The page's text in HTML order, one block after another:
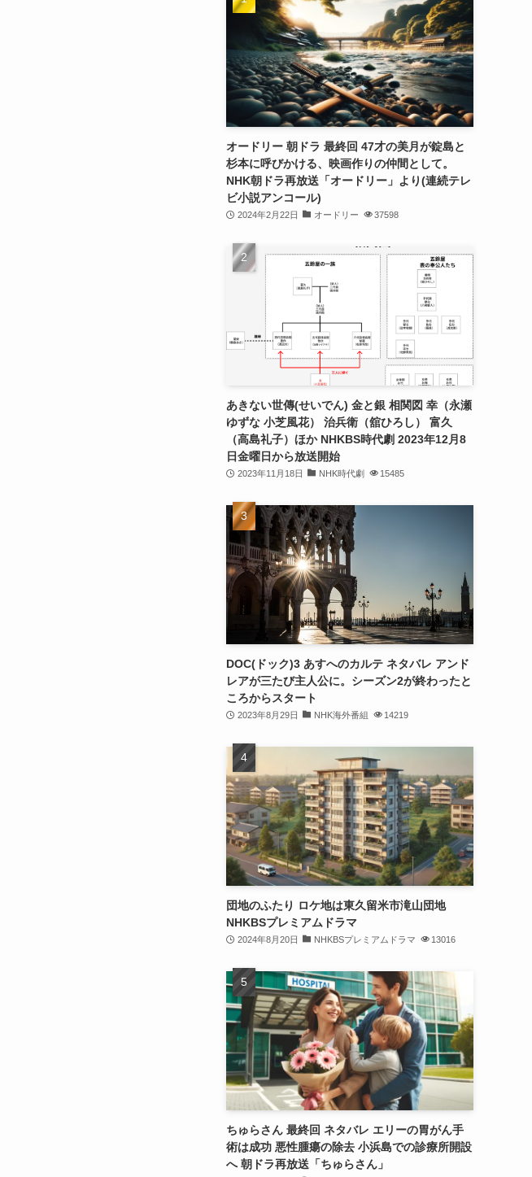
オードリー 朝ドラ 最終回 47才の美月が錠島と
杉本に呼びかける、映画作りの仲間として。
NHK朝ドラ再放送「オードリー」より(連続テレ
ビ小説アンコール)
2024年2月22日 オードリー 37598
あきない世傳(せいでん) 金と銀 相関図 幸（永瀬
ゆずな 小芝風花） 治兵衛（舘ひろし） 富久
（高島礼子）ほか NHKBS時代劇 2023年12月8
日金曜日から放送開始
2023年11月18日 NHK時代劇 15485
DOC(ドック)3 あすへのカルテ ネタバレ アンド
レアが三たび主人公に。シーズン2が終わったと
ころからスタート
2023年8月29日 NHK海外番組 14219
団地のふたり ロケ地は東久留米市滝山団地
NHKBSプレミアムドラマ
2024年8月20日 NHKBSプレミアムドラマ 13016
ちゅらさん 最終回 ネタバレ エリーの胃がん手
術は成功 悪性腫瘍の除去 小浜島での診療所開設
へ 朝ドラ再放送「ちゅらさん」